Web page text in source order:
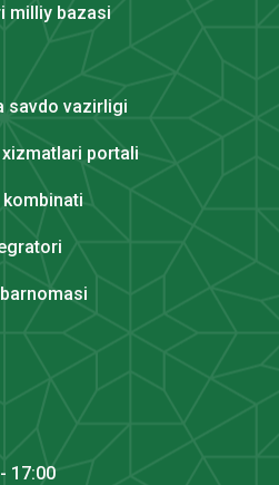
milliy bazasi
savdo vazirligi
portali
17:00